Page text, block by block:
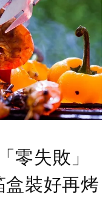
零失敗」
裝好再烤